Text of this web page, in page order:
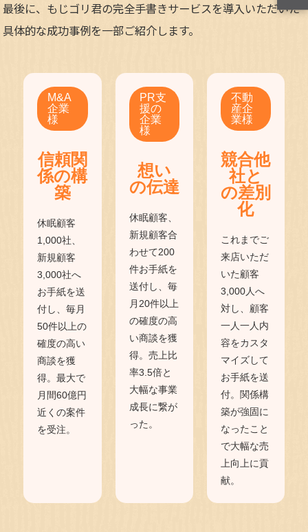
最後に、もじゴリ君の完全手書きサービスを導入いただいた
具体的な成功事例を一部ご紹介します。
M&A
企業
様
信頼関
係の構
築
休眠顧客
1,000社、
新規顧客
3,000社へ
お手紙を送
付し、毎月
50件以上の
確度の高い
商談を獲
得。最大で
月間60億円
近くの案件
を受注。
PR支
援の
企業
様
想い
の伝達
休眠顧客、
新規顧客合
わせて200
件お手紙を
送付し、毎
月20件以上
の確度の高
い商談を獲
得。売上比
率3.5倍と
大幅な事業
成長に繋が
った。
不動
産企
業様
競合他
社と
の差別
化
これまでご
来店いただ
いた顧客
3,000人へ
対し、顧客
一人一人内
容をカスタ
マイズして
お手紙を送
付。関係構
築が強固に
なったこと
で大幅な売
上向上に貢
献。